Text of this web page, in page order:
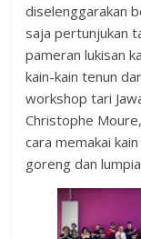
diselenggarakan
saja pertunjukan
pameran lukisan
kain-kain tenun
workshop tari
Christophe
cara memakai
goreng dan